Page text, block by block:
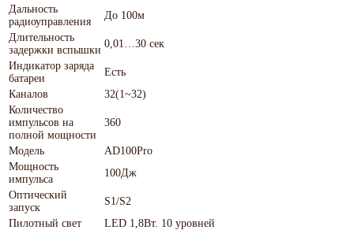
Дальность
радиоуправления
До 100м
Длительность
задержки вспышки
0,01…30 сек
Индикатор заряда
батареи
Есть
Каналов
32(1~32)
Количество
импульсов на
полной мощности
360
Модель
AD100Pro
Мощность
импульса
100Дж
Оптический
запуск
S1/S2
Пилотный свет
LED 1,8Вт. 10 уровней